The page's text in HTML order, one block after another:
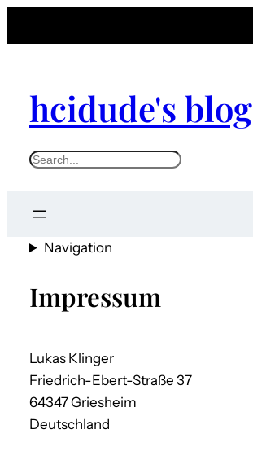
hcidude's blog
S
c Navigation
Impressum
Lukas Klinger
Friedrich-Ebert-Straße 37
64347 Griesheim
Deutschland